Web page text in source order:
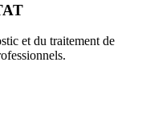
et du traitement de